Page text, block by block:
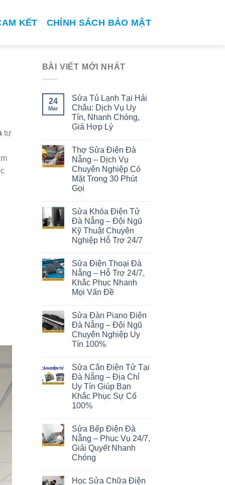
KẾT CHÍNH SÁCH BẢO MẬT
tự
BÀI VIẾT MỚI NHẤT
24
Mar
Sửa Tủ Lạnh Tại Hải
Châu: Dịch Vụ Uy
Tín, Nhanh Chóng,
Giá Hợp Lý
Thợ Sửa Điện Đà
Nẵng – Dịch Vụ
Chuyên Nghiệp Có
Mặt Trong 30 Phút
Gọi
Sửa Khóa Điện Tử
Đà Nẵng – Đội Ngũ
Kỹ Thuật Chuyên
Nghiệp Hỗ Trợ 24/7
Sửa Điện Thoại Đà
Nẵng – Hỗ Trợ 24/7,
Khắc Phục Nhanh
Mọi Vấn Đề
Sửa Đàn Piano Điện
Đà Nẵng – Đội Ngũ
Chuyên Nghiệp Uy
Tín 100%
Sửa Cân Điện Tử Tại
Đà Nẵng – Địa Chỉ
Uy Tín Giúp Bạn
Khắc Phục Sự Cố
100%
Sửa Bếp Điện Đà
Nẵng – Phục Vụ 24/7,
Giải Quyết Nhanh
Chóng
Học Sửa Chữa Điện